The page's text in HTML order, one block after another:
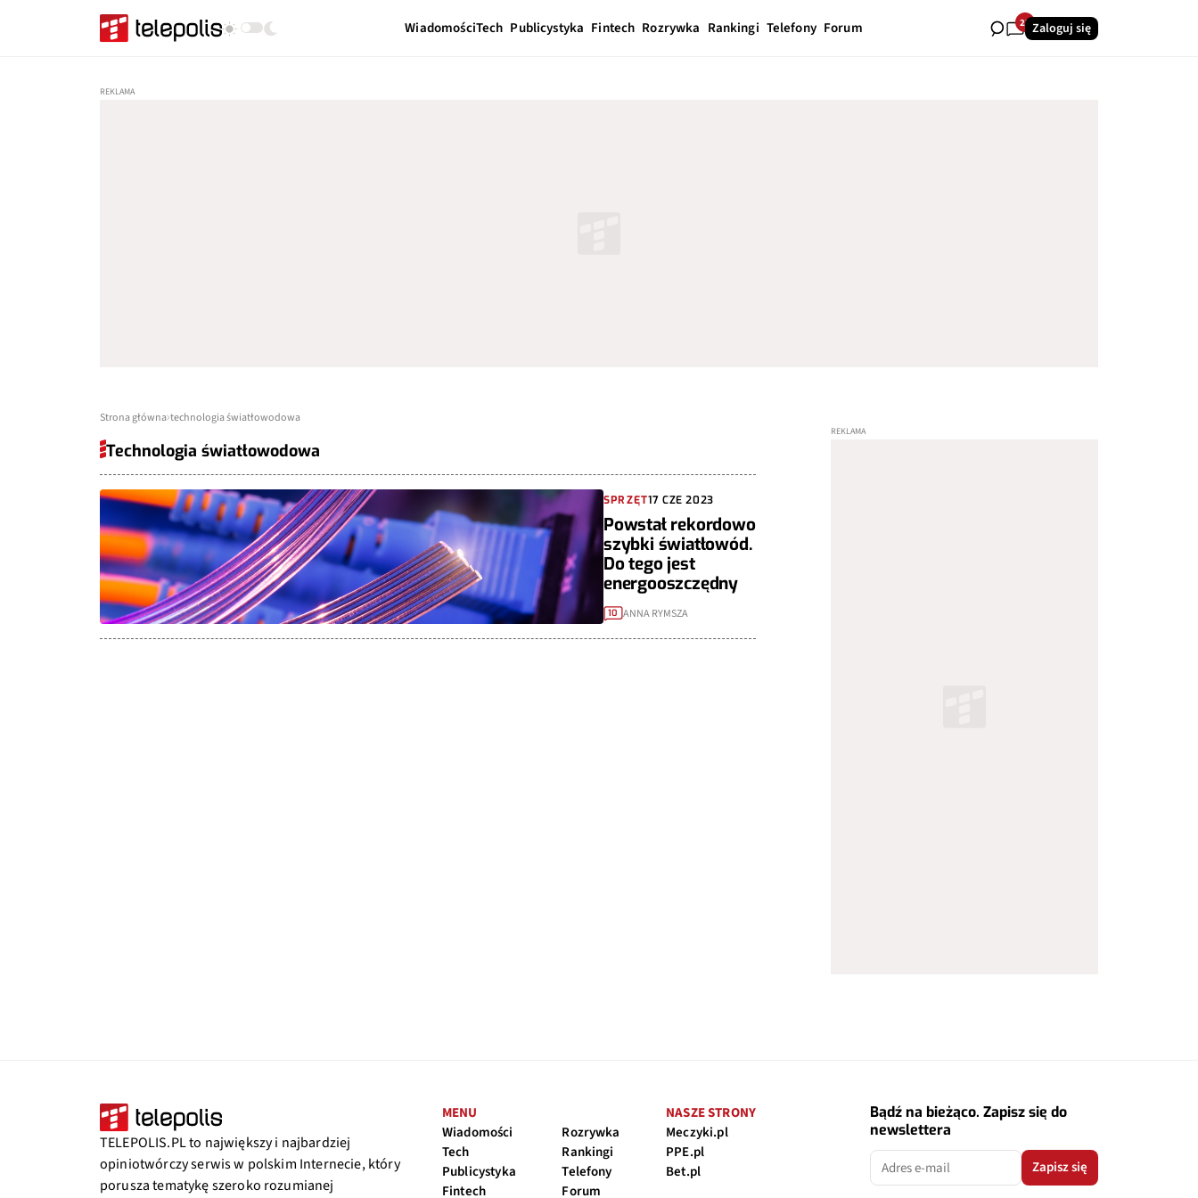
WiadomościTech Publicystyka Fintech Rozrywka Rankingi Telefony Forum 23Zaloguj się
Strona główna technologia światłowodowa
Technologia światłowodowa
SPRZĘT17 CZE 2023
Powstał rekordowo
szybki światłowód.
Do tego jest
energooszczędny
10 ANNA RYMSZA
TELEPOLIS.PL to największy i najbardziej
opiniotwórczy serwis w polskim Internecie, który
porusza tematykę szeroko rozumianej
MENU
Wiadomości
Tech
Publicystyka
Fintech
Rozrywka
Rankingi
Telefony
Forum
NASZE STRONY
Meczyki.pl
PPE.pl
Bet.pl
Bądź na bieżąco. Zapisz się do
newslettera
Zapisz się